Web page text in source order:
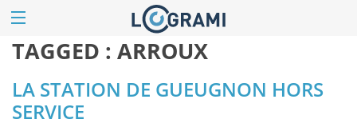
TAGGED : ARROUX
LA STATION DE GUEUGNON HORS
SERVICE